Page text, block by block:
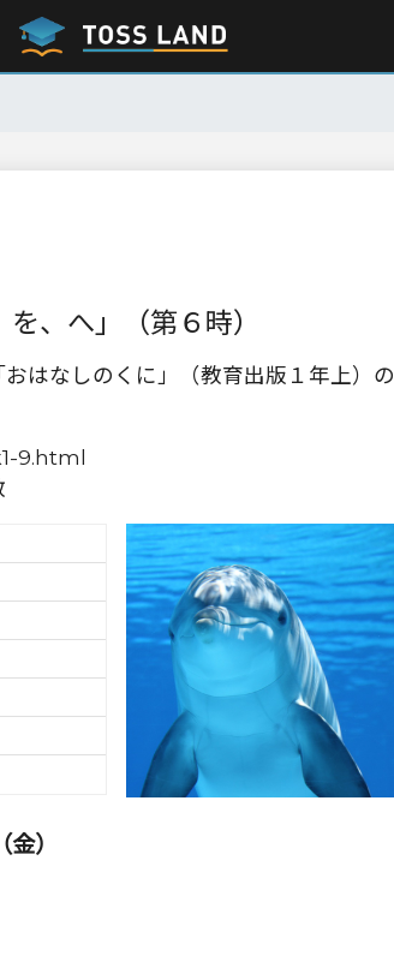
、へ」（第６時）
はなしのくに」（教育出版１年上）の
9.html
）